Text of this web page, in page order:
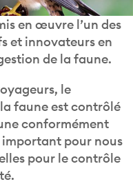
en œuvre l’un des
et innovateurs en
de la faune.
le
faune est contrôlé
conformément
important pour nous
pour le contrôle